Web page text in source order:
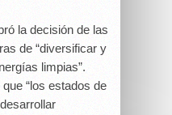
la decisión de las
de “diversificar y
limpias”.
“los estados de